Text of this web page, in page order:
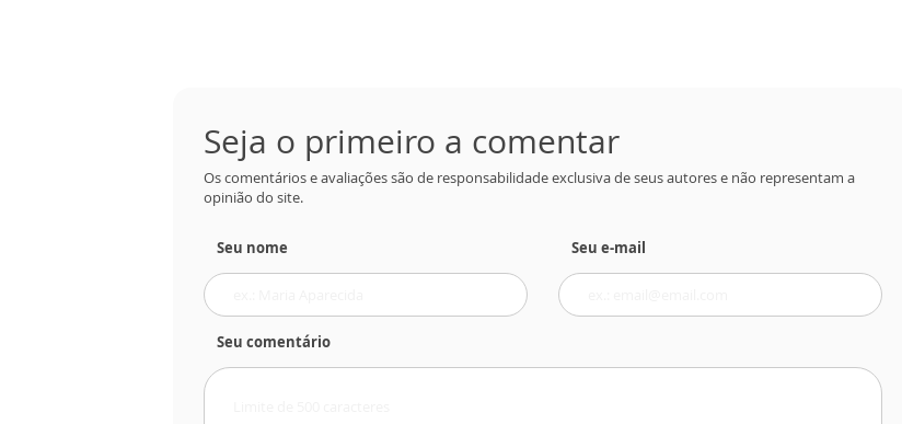
Seja o primeiro a comentar
Os comentários e avaliações são de responsabilidade exclusiva de seus autores e não representam a
opinião do site.
Seu nome Seu e-mail
Seu comentário